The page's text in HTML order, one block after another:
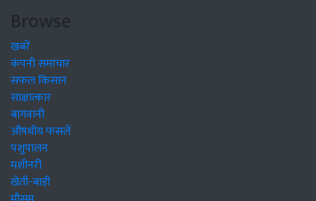
Browse
खबरें
कंपनी समाचार
सफल किसान
साक्षात्कार
बागवानी
औषधीय फसलें
पशुपालन
मशीनरी
खेती-बाड़ी